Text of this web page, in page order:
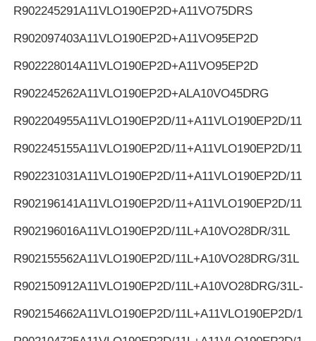
R902245291A11VLO190EP2D+A11VO75DRS
R902097403A11VLO190EP2D+A11VO95EP2D
R902228014A11VLO190EP2D+A11VO95EP2D
R902245262A11VLO190EP2D+ALA10VO45DRG
R902204955A11VLO190EP2D/11+A11VLO190EP2D/11
R902245155A11VLO190EP2D/11+A11VLO190EP2D/11
R902231031A11VLO190EP2D/11+A11VLO190EP2D/11
R902196141A11VLO190EP2D/11+A11VLO190EP2D/11
R902196016A11VLO190EP2D/11L+A10VO28DR/31L
R902155562A11VLO190EP2D/11L+A10VO28DRG/31L
R902150912A11VLO190EP2D/11L+A10VO28DRG/31L-K
R902154662A11VLO190EP2D/11L+A11VLO190EP2D/11L